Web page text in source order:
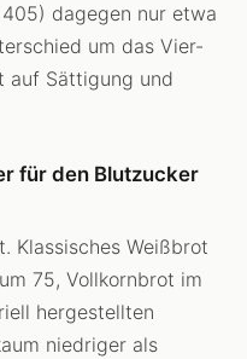
dagegen nur etwa
um das Vier-
auf Sättigung und
für den Blutzucker
Klassisches Weißbrot
75, Vollkornbrot im
hergestellten
niedriger als